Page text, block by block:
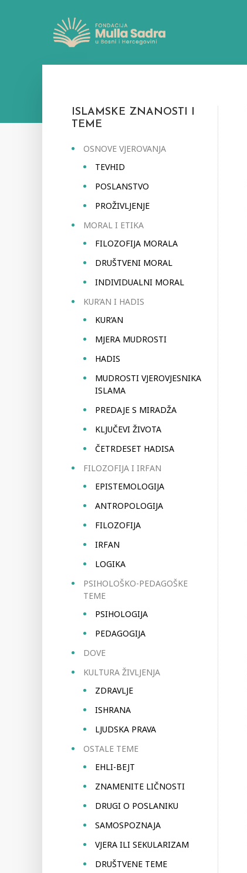
ISLAMSKE ZNANOSTI I
TEME
OSNOVE VJEROVANJA
TEVHID
POSLANSTVO
PROŽIVLJENJE
MORAL I ETIKA
FILOZOFIJA MORALA
DRUŠTVENI MORAL
INDIVIDUALNI MORAL
KUR’AN I HADIS
KUR’AN
MJERA MUDROSTI
HADIS
MUDROSTI VJEROVJESNIKA
ISLAMA
PREDAJE S MIRADŽA
KLJUČEVI ŽIVOTA
ČETRDESET HADISA
FILOZOFIJA I IRFAN
EPISTEMOLOGIJA
ANTROPOLOGIJA
FILOZOFIJA
IRFAN
LOGIKA
PSIHOLOŠKO-PEDAGOŠKE
TEME
PSIHOLOGIJA
PEDAGOGIJA
DOVE
KULTURA ŽIVLJENJA
ZDRAVLJE
ISHRANA
LJUDSKA PRAVA
OSTALE TEME
EHLI-BEJT
ZNAMENITE LIČNOSTI
DRUGI O POSLANIKU
SAMOSPOZNAJA
VJERA ILI SEKULARIZAM
DRUŠTVENE TEME